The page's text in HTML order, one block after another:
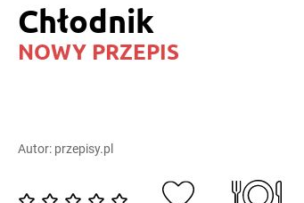
Chłodnik
NOWY PRZEPIS
Autor: przepisy.pl